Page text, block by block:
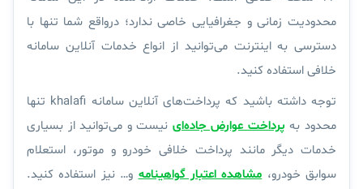
محدودیت زمانی و جغرافیایی خاصی ندارد؛ درواقع شما تنها با
دسترسی به اینترنت می‌توانید از انواع خدمات آنلاین سامانه
خلافی استفاده کنید.
توجه داشته باشید که پرداخت‌های آنلاین سامانه khalafi تنها
محدود به پرداخت عوارض جاده‌ای نیست و می‌توانید از بسیاری
خدمات دیگر مانند پرداخت خلافی خودرو و موتور، استعلام
سوابق خودرو،مشاهده اعتبار گواهینامهو… نیز استفاده کنید.